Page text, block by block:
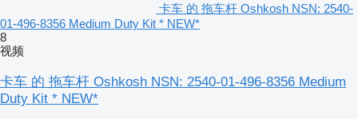
卡车 的 拖车杆 Oshkosh NSN: 2540-
01-496-8356 Medium Duty Kit * NEW*
8
视频
卡车 的 拖车杆 Oshkosh NSN: 2540-01-496-8356 Medium
Duty Kit * NEW*